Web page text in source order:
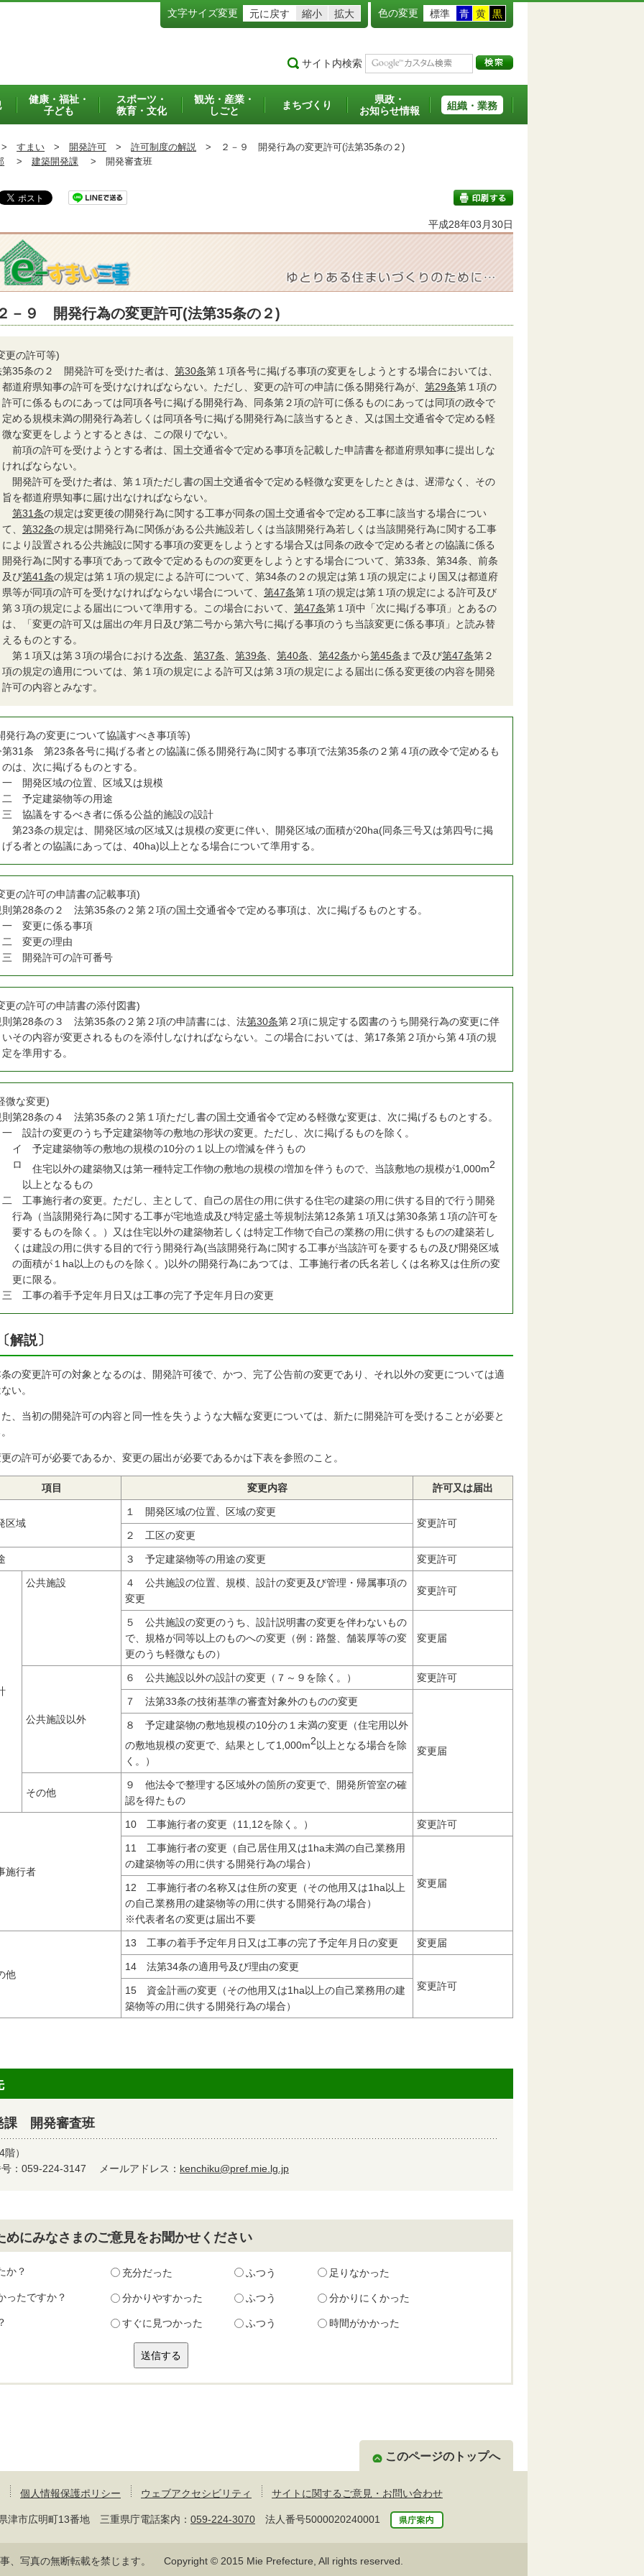
文字サイズ変更 元に戻す 縮小 拡大 色の変更 標準 青 黄 黒
サイト内検索
健康・福祉・
子ども
スポーツ・
教育・文化
観光・産業・
しごと
まちづくり
県政・
お知らせ情報
組織・業務
すまい > 開発許可 > 許可制度の解説 > ２－９ 開発行為の変更許可(法第35条の２)
> 建築開発課 > 開発審査班
平成28年03月30日
－９ 開発行為の変更許可(法第35条の２)
更の許可等)
第35条の２ 開発許可を受けた者は、 第30条第１項各号に掲げる事項の変更をしようとする場合においては、
都道府県知事の許可を受けなければならない。ただし、変更の許可の申請に係る開発行為が、 第29条第１項の
許可に係るものにあっては同項各号に掲げる開発行為、同条第２項の許可に係るものにあっては同項の政令で
定める規模未満の開発行為若しくは同項各号に掲げる開発行為に該当するとき、又は国土交通省令で定める軽
微な変更をしようとするときは、この限りでない。
前項の許可を受けようとする者は、国土交通省令で定める事項を記載した申請書を都道府県知事に提出しな
ければならない。
開発許可を受けた者は、第１項ただし書の国土交通省令で定める軽微な変更をしたときは、遅滞なく、その
旨を都道府県知事に届け出なければならない。
第31条の規定は変更後の開発行為に関する工事が同条の国土交通省令で定める工事に該当する場合につい
て、 第32条の規定は開発行為に関係がある公共施設若しくは当該開発行為若しくは当該開発行為に関する工事
により設置される公共施設に関する事項の変更をしようとする場合又は同条の政令で定める者との協議に係る
開発行為に関する事項であって政令で定めるものの変更をしようとする場合について、第33条、第34条、前条
及び第41条の規定は第１項の規定による許可について、第34条の２の規定は第１項の規定により国又は都道府
県等が同項の許可を受けなければならない場合について、 第47条第１項の規定は第１項の規定による許可及び
第３項の規定による届出について準用する。この場合において、 第47条第１項中「次に掲げる事項」とあるの
は、「変更の許可又は届出の年月日及び第二号から第六号に掲げる事項のうち当該変更に係る事項」と読み替
えるものとする。
第１項又は第３項の場合における次条、 第37条、 第39条、 第40条、 第42条から第45条まで及び第47条第２
項の規定の適用については、第１項の規定による許可又は第３項の規定による届出に係る変更後の内容を開発
許可の内容とみなす。
発行為の変更について協議すべき事項等)
第31条 第23条各号に掲げる者との協議に係る開発行為に関する事項で法第35条の２第４項の政令で定めるも
のは、次に掲げるものとする。
一 開発区域の位置、区域又は規模
二 予定建築物等の用途
三 協議をするべき者に係る公益的施設の設計
第23条の規定は、開発区域の区域又は規模の変更に伴い、開発区域の面積が20ha(同条三号又は第四号に掲
げる者との協議にあっては、40ha)以上となる場合について準用する。
更の許可の申請書の記載事項)
則第28条の２ 法第35条の２第２項の国土交通省令で定める事項は、次に掲げるものとする。
一 変更に係る事項
二 変更の理由
三 開発許可の許可番号
更の許可の申請書の添付図書)
則第28条の３ 法第35条の２第２項の申請書には、法第30条第２項に規定する図書のうち開発行為の変更に伴
いその内容が変更されるものを添付しなければならない。この場合においては、第17条第２項から第４項の規
定を準用する。
微な変更)
則第28条の４ 法第35条の２第１項ただし書の国土交通省令で定める軽微な変更は、次に掲げるものとする。
一 設計の変更のうち予定建築物等の敷地の形状の変更。ただし、次に掲げるものを除く。
イ
予定建築物等の敷地の規模の10分の１以上の増減を伴うもの
ロ
住宅以外の建築物又は第一種特定工作物の敷地の規模の増加を伴うもので、当該敷地の規模が1,000m2
以上となるもの
二 工事施行者の変更。ただし、主として、自己の居住の用に供する住宅の建築の用に供する目的で行う開発
行為（当該開発行為に関する工事が宅地造成及び特定盛土等規制法第12条第１項又は第30条第１項の許可を
要するものを除く。）又は住宅以外の建築物若しくは特定工作物で自己の業務の用に供するものの建築若し
くは建設の用に供する目的で行う開発行為(当該開発行為に関する工事が当該許可を要するもの及び開発区域
の面積が１ha以上のものを除く。)以外の開発行為にあつては、工事施行者の氏名若しくは名称又は住所の変
更に限る。
三 工事の着手予定年月日又は工事の完了予定年月日の変更
解説〕
の変更許可の対象となるのは、開発許可後で、かつ、完了公告前の変更であり、それ以外の変更については適
い。
、当初の開発許可の内容と同一性を失うような大幅な変更については、新たに開発許可を受けることが必要と
の許可が必要であるか、変更の届出が必要であるかは下表を参照のこと。
項目 変更内容 許可又は届出
区域
１ 開発区域の位置、区域の変更
変更許可
２ 工区の変更
３ 予定建築物等の用途の変更 変更許可
公共施設
４ 公共施設の位置、規模、設計の変更及び管理・帰属事項の
変更
変更許可
５ 公共施設の変更のうち、設計説明書の変更を伴わないもの
で、規格が同等以上のものへの変更（例：路盤、舗装厚等の変
更のうち軽微なもの）
変更届
公共施設以外
６ 公共施設以外の設計の変更（７～９を除く。） 変更許可
７ 法第33条の技術基準の審査対象外のものの変更
変更届
８ 予定建築物の敷地規模の10分の１未満の変更（住宅用以外
の敷地規模の変更で、結果として1,000m2以上となる場合を除
く。）
その他
９ 他法令で整理する区域外の箇所の変更で、開発所管室の確
認を得たもの
施行者
10 工事施行者の変更（11,12を除く。） 変更許可
11 工事施行者の変更（自己居住用又は1ha未満の自己業務用
の建築物等の用に供する開発行為の場合）
変更届
12 工事施行者の名称又は住所の変更（その他用又は1ha以上
の自己業務用の建築物等の用に供する開発行為の場合）
※代表者名の変更は届出不要
他
13 工事の着手予定年月日又は工事の完了予定年月日の変更 変更届
14 法第34条の適用号及び理由の変更
変更許可
15 資金計画の変更（その他用又は1ha以上の自己業務用の建
築物等の用に供する開発行為の場合）
開発審査班
）
：059-224-3147
メールアドレス： kenchiku@pref.mie.lg.jp
にみなさまのご意見をお聞かせください
か？ 充分だった ふつう 足りなかった
ったですか？ 分かりやすかった ふつう 分かりにくかった
すぐに見つかった ふつう 時間がかかった
このページのトップへ
個人情報保護ポリシー ウェブアクセシビリティ サイトに関するご意見・お問い合わせ
市広明町13番地 三重県庁電話案内： 059-224-3070 法人番号5000020240001
、写真の無断転載を禁じます。 Copyright © 2015 Mie Prefecture, All rights reserved.